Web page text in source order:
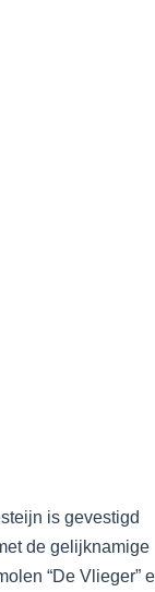
is gevestigd
de gelijknamige
“De Vlieger”